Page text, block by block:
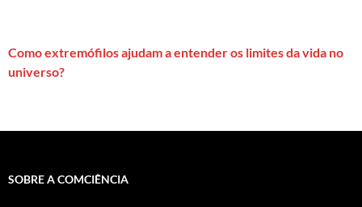
Como extremófilos ajudam a entender os limites da vida no
universo?
SOBRE A COMCIÊNCIA